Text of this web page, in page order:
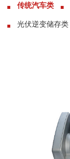
传统汽车类
光伏逆变储存类